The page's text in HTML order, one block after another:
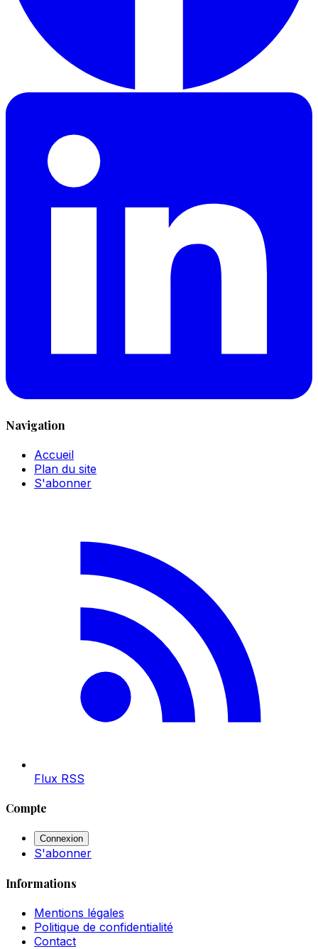
Navigation
Accueil
Plan du site
S'abonner
Flux RSS
Compte
Connexion
S'abonner
Informations
Mentions légales
Politique de confidentialité
Contact